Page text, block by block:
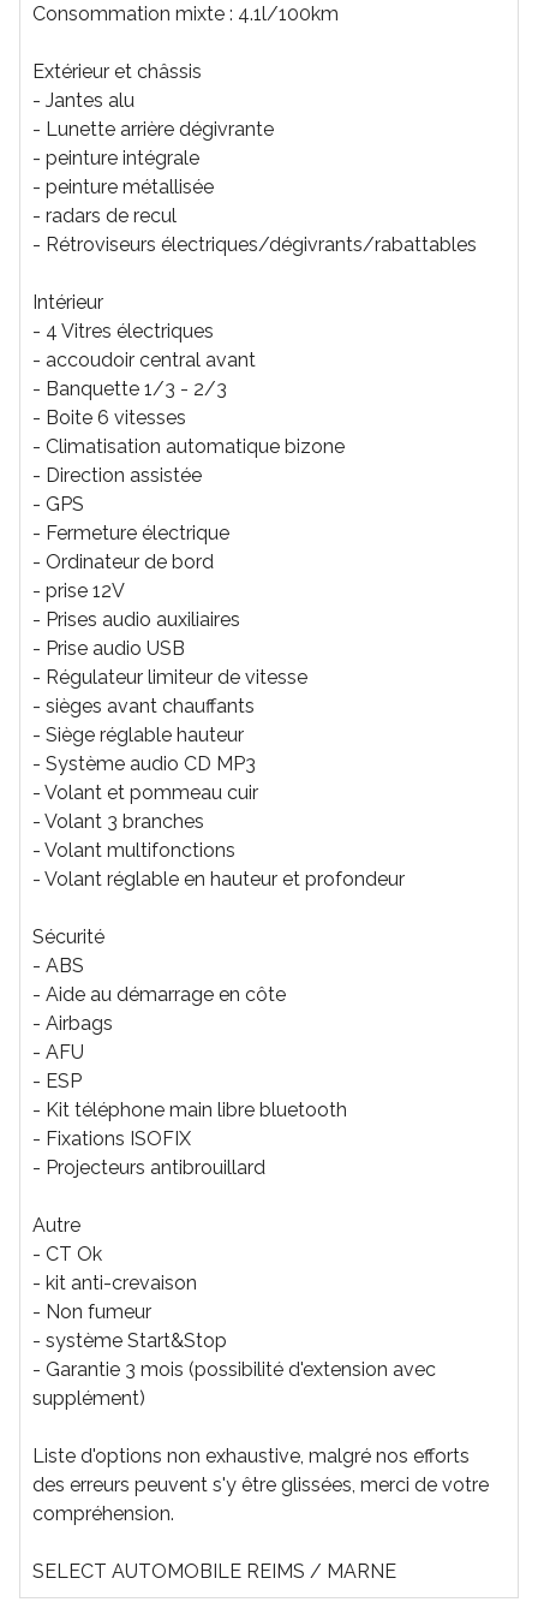
Consommation mixte : 4.1l/100km
Extérieur et châssis
- Jantes alu
- Lunette arrière dégivrante
- peinture intégrale
- peinture métallisée
- radars de recul
- Rétroviseurs électriques/dégivrants/rabattables
Intérieur
- 4 Vitres électriques
- accoudoir central avant
- Banquette 1/3 - 2/3
- Boite 6 vitesses
- Climatisation automatique bizone
- Direction assistée
- GPS
- Fermeture électrique
- Ordinateur de bord
- prise 12V
- Prises audio auxiliaires
- Prise audio USB
- Régulateur limiteur de vitesse
- sièges avant chauffants
- Siège réglable hauteur
- Système audio CD MP3
- Volant et pommeau cuir
- Volant 3 branches
- Volant multifonctions
- Volant réglable en hauteur et profondeur
Sécurité
- ABS
- Aide au démarrage en côte
- Airbags
- AFU
- ESP
- Kit téléphone main libre bluetooth
- Fixations ISOFIX
- Projecteurs antibrouillard
Autre
- CT Ok
- kit anti-crevaison
- Non fumeur
- système Start&Stop
- Garantie 3 mois (possibilité d'extension avec
supplément)
Liste d'options non exhaustive, malgré nos efforts
des erreurs peuvent s'y être glissées, merci de votre
compréhension.
SELECT AUTOMOBILE REIMS / MARNE